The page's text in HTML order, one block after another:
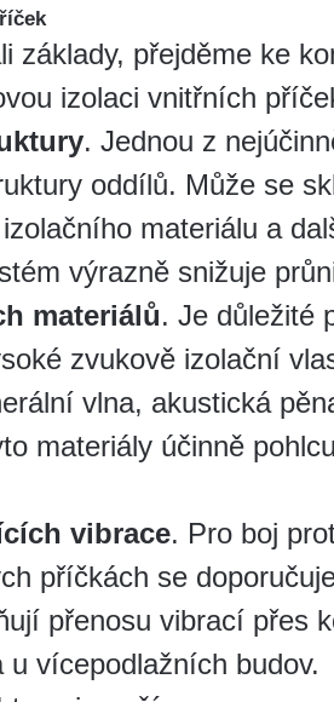
základy, přejděme ke
izolaci vnitřních
. Jednou z
oddílů. Může se
materiálu a
výrazně snižuje
materiálů. Je důležité
zvukově izolační
vlna, akustická
materiály účinně
vibrace. Pro boj
příčkách se
přenosu vibrací přes
vícepodlažních budov.